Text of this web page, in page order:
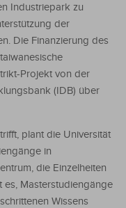
Industriepark zu
der
Die Finanzierung des
Projekt von der
(IDB) über
plant die Universität
in
die Einzelheiten
es, Masterstudiengänge
Wissens